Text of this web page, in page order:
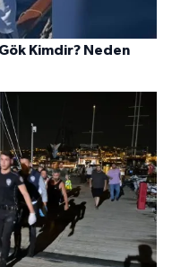
Kimdir? Neden